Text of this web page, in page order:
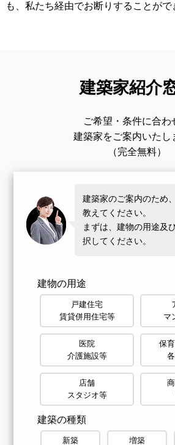
も、私たち経由でお断りすることがで
建築家紹介
ご希望・条件に合わ
建築家をご案内いたし
（完全無料）
建築家のご案内のため
教えてください。
まずは、建物の用途及
択してください。
建物の用途
戸建住宅
賃貸併用住宅等
マ
医院
介護施設等
保
店舗
スタジオ等
建築の種類
新築 増築